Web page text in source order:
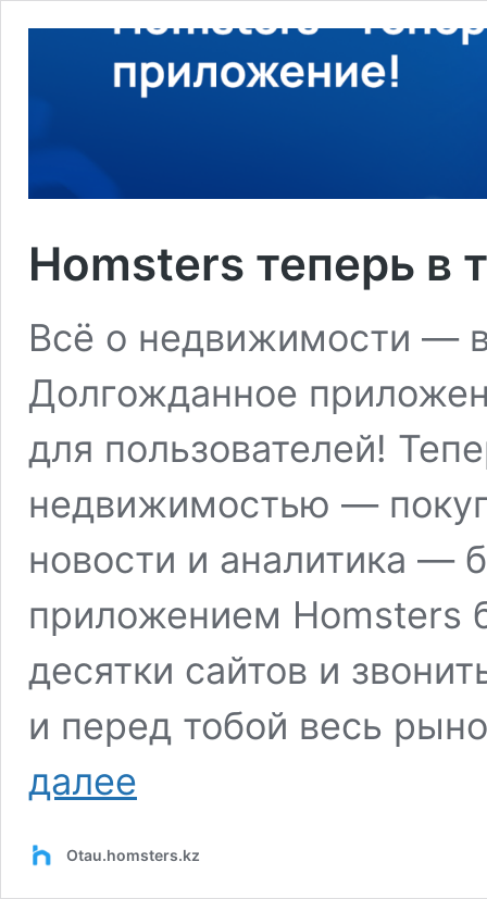
Homsters теперь в
Всё о недвижимости —
Долгожданное
для пользователей!
недвижимостью —
новости и аналитика —
приложением Homsters
десятки сайтов и
и перед тобой весь
далее
смартфоне!
Otau.homsters.kz